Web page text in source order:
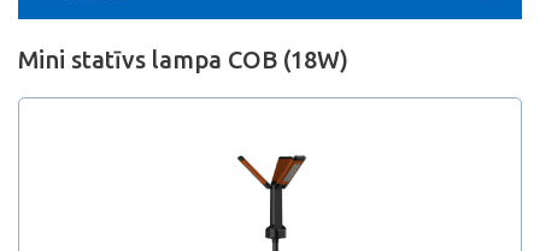
Mini statīvs lampa COB (18W)